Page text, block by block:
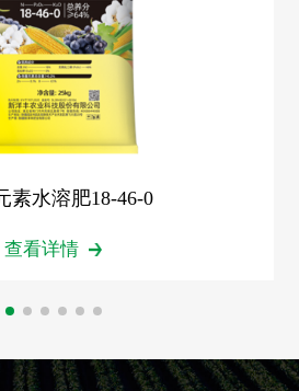
素水溶肥18-46-0
查看详情